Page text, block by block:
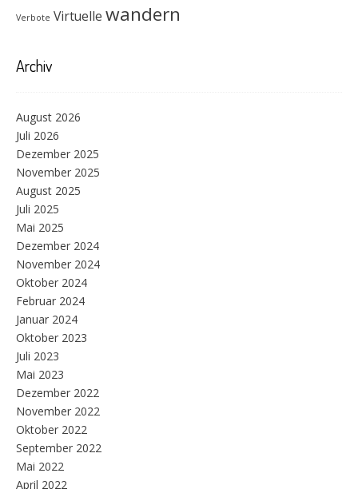
Verbote Virtuelle wandern
Archiv
August 2026
Juli 2026
Dezember 2025
November 2025
August 2025
Juli 2025
Mai 2025
Dezember 2024
November 2024
Oktober 2024
Februar 2024
Januar 2024
Oktober 2023
Juli 2023
Mai 2023
Dezember 2022
November 2022
Oktober 2022
September 2022
Mai 2022
April 2022